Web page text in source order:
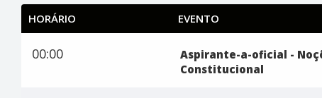
HORÁRIO EVENTO
00:00
Aspirante-a-oficial -
Constitucional